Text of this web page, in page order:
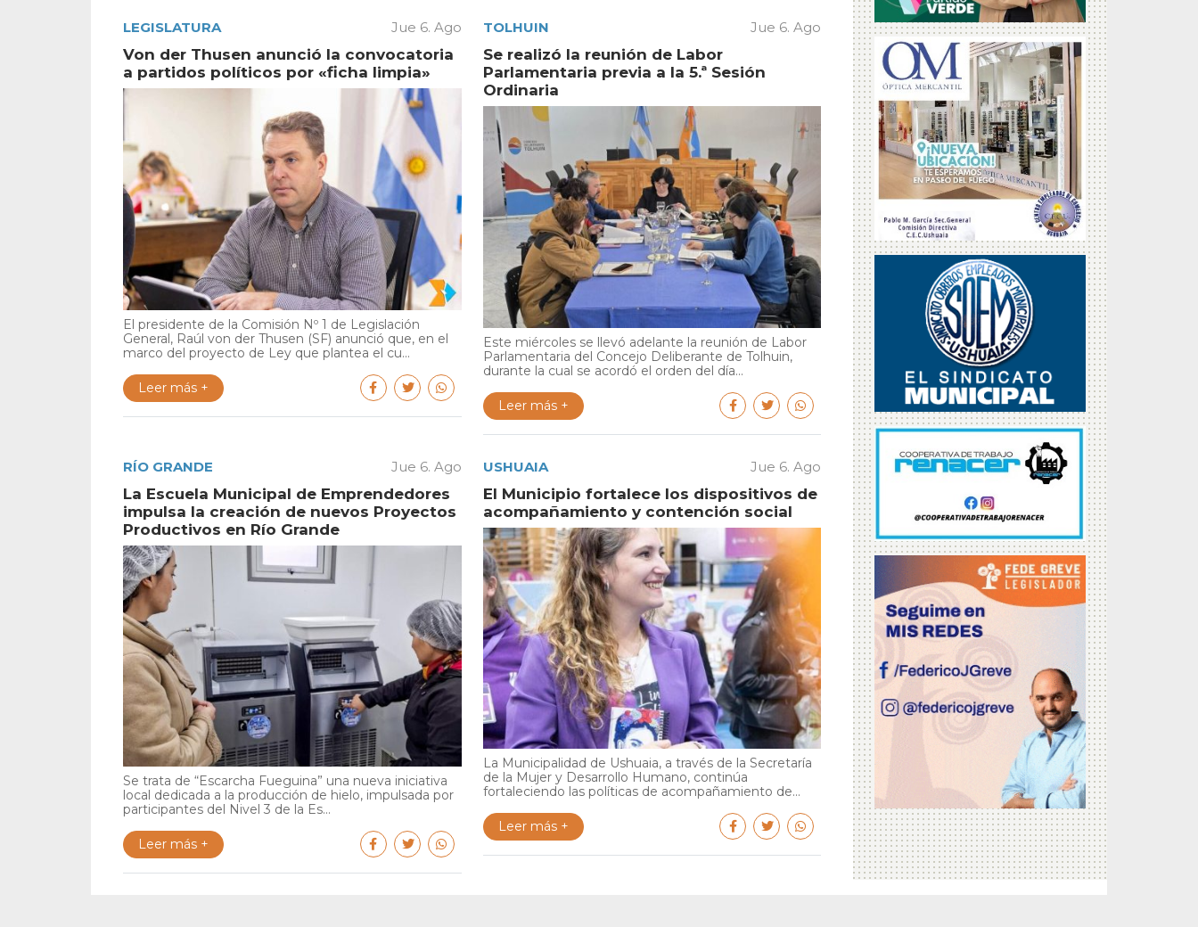
LEGISLATURA Jue 6. Ago
Von der Thusen anunció la convocatoria
a partidos políticos por «ficha limpia»
El presidente de la Comisión Nº 1 de Legislación
General, Raúl von der Thusen (SF) anunció que, en el
marco del proyecto de Ley que plantea el cu...
Leer más +
TOLHUIN Jue 6. Ago
Se realizó la reunión de Labor
Parlamentaria previa a la 5.ª Sesión
Ordinaria
Este miércoles se llevó adelante la reunión de Labor
Parlamentaria del Concejo Deliberante de Tolhuin,
durante la cual se acordó el orden del día...
Leer más +
RÍO GRANDE Jue 6. Ago
La Escuela Municipal de Emprendedores
impulsa la creación de nuevos Proyectos
Productivos en Río Grande
Se trata de “Escarcha Fueguina” una nueva iniciativa
local dedicada a la producción de hielo, impulsada por
participantes del Nivel 3 de la Es...
Leer más +
USHUAIA Jue 6. Ago
El Municipio fortalece los dispositivos de
acompañamiento y contención social
La Municipalidad de Ushuaia, a través de la Secretaría
de la Mujer y Desarrollo Humano, continúa
fortaleciendo las políticas de acompañamiento de...
Leer más +